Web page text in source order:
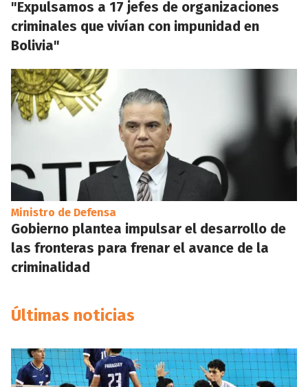
"Expulsamos a 17 jefes de organizaciones
criminales que vivían con impunidad en
Bolivia"
Ministro de Defensa
Gobierno plantea impulsar el desarrollo de
las fronteras para frenar el avance de la
criminalidad
Últimas noticias